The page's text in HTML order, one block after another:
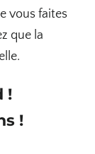
vous faites
que la
!
!